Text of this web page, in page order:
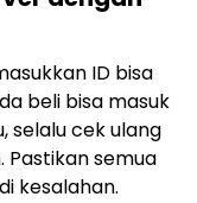
ID bisa
beli bisa masuk
selalu cek ulang
semua
kesalahan.